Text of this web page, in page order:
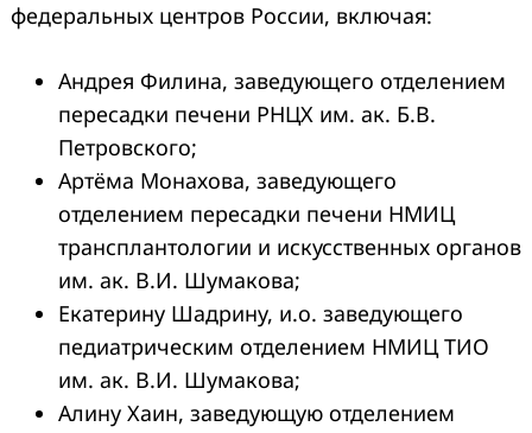
федеральных центров России, включая:
Андрея Филина, заведующего отделением
пересадки печени РНЦХ им. ак. Б.В.
Петровского;
Артёма Монахова, заведующего
отделением пересадки печени НМИЦ
трансплантологии и искусственных органов
им. ак. В.И. Шумакова;
Екатерину Шадрину, и.о. заведующего
педиатрическим отделением НМИЦ ТИО
им. ак. В.И. Шумакова;
Алину Хаин, заведующую отделением